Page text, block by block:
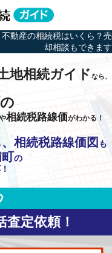
動産の相続税はいくら？売
却相談もできます
地相続ガイドなら、
相続税路線価がわかる！
相続税路線価図 も
の
定依頼！